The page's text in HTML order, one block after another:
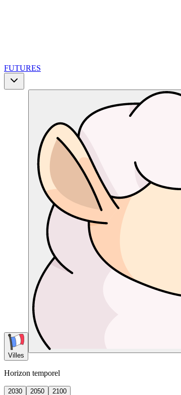
FUTURES
Villes
Horizon temporel
2030 2050
2100